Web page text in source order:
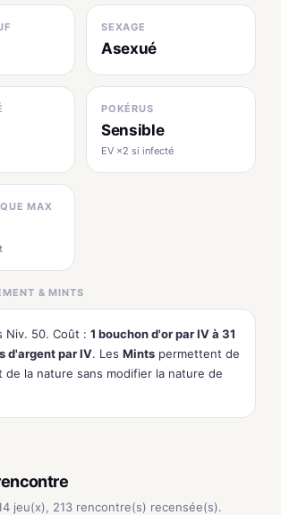
SEXAGE
Asexué
POKÉRUS
Sensible
EV ×2 si infecté
MAX
& MINTS
Niv. 50. Coût : 1 bouchon d'or par IV à 31
d'argent par IV. Les Mints permettent de
la nature sans modifier la nature de
jeu(x), 213 rencontre(s) recensée(s).